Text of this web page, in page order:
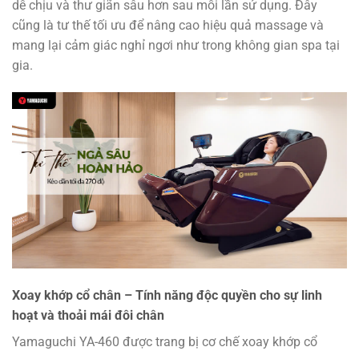
dễ chịu và thư giãn sâu hơn sau mỗi lần sử dụng. Đây
cũng là tư thế tối ưu để nâng cao hiệu quả massage và
mang lại cảm giác nghỉ ngơi như trong không gian spa tại
gia.
Xoay khớp cổ chân – Tính năng độc quyền cho sự linh
hoạt và thoải mái đôi chân
Yamaguchi YA-460 được trang bị cơ chế xoay khớp cổ